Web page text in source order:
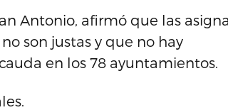
Antonio, afirmó que las
son justas y que no hay
en los 78 ayuntamientos.